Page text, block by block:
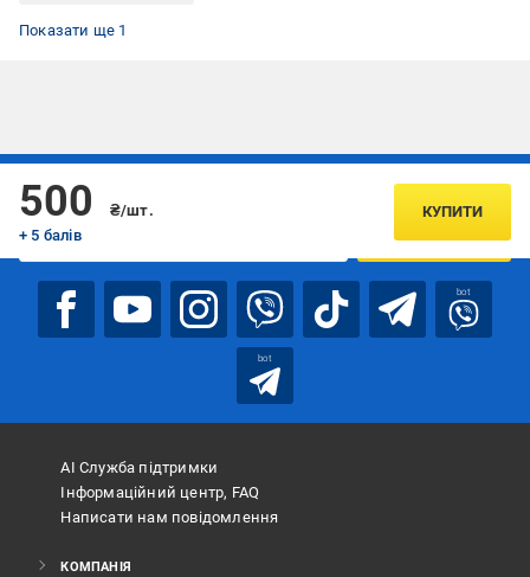
Садові пили з крюком
Показати ще 1
500
₴/шт.
+ 5 балів
КУПИТИ
Підписуйтесь, щоб дізнаватись першим про акції та пропозиції
ПІДПИСАТИСЯ
bot
bot
АІ Служба підтримки
Інформаційний центр, FAQ
Написати нам повідомлення
КОМПАНІЯ